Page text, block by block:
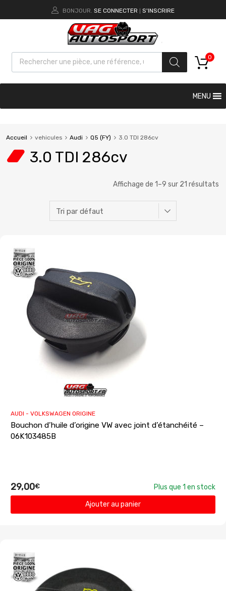
BONJOUR. SE CONNECTER S'INSCRIRE
0
MENU
Accueil vehicules Audi Q5 (FY) 3.0 TDI 286cv
3.0 TDI 286cv
Affichage de 1–9 sur 21 résultats
AUDI - VOLKSWAGEN ORIGINE
Bouchon d’huile d’origine VW avec joint d’étanchéité –
06K103485B
29,00€
Plus que 1 en stock
Ajouter au panier